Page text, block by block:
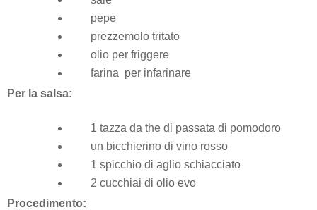
pepe
prezzemolo tritato
olio per friggere
farina per infarinare
Per la salsa:
1 tazza da the di passata di pomodoro
un bicchierino di vino rosso
1 spicchio di aglio schiacciato
2 cucchiai di olio evo
Procedimento: